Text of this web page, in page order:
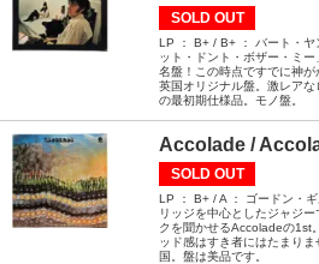
SOLD OUT
LP ： B+ / B+ ： バート・ヤ
ット・ドント・ボザー・ミ
名盤！この時点ですでに神が
英国オリジナル盤。激レア
の最初期仕様品。モノ盤。
Accolade /
SOLD OUT
LP ： B+ / A ： ゴードン・
リッジを中心としたジャジ
クを聞かせるAccoladeの1st
ッド感はすき者にはたまり
国。盤は美品です。